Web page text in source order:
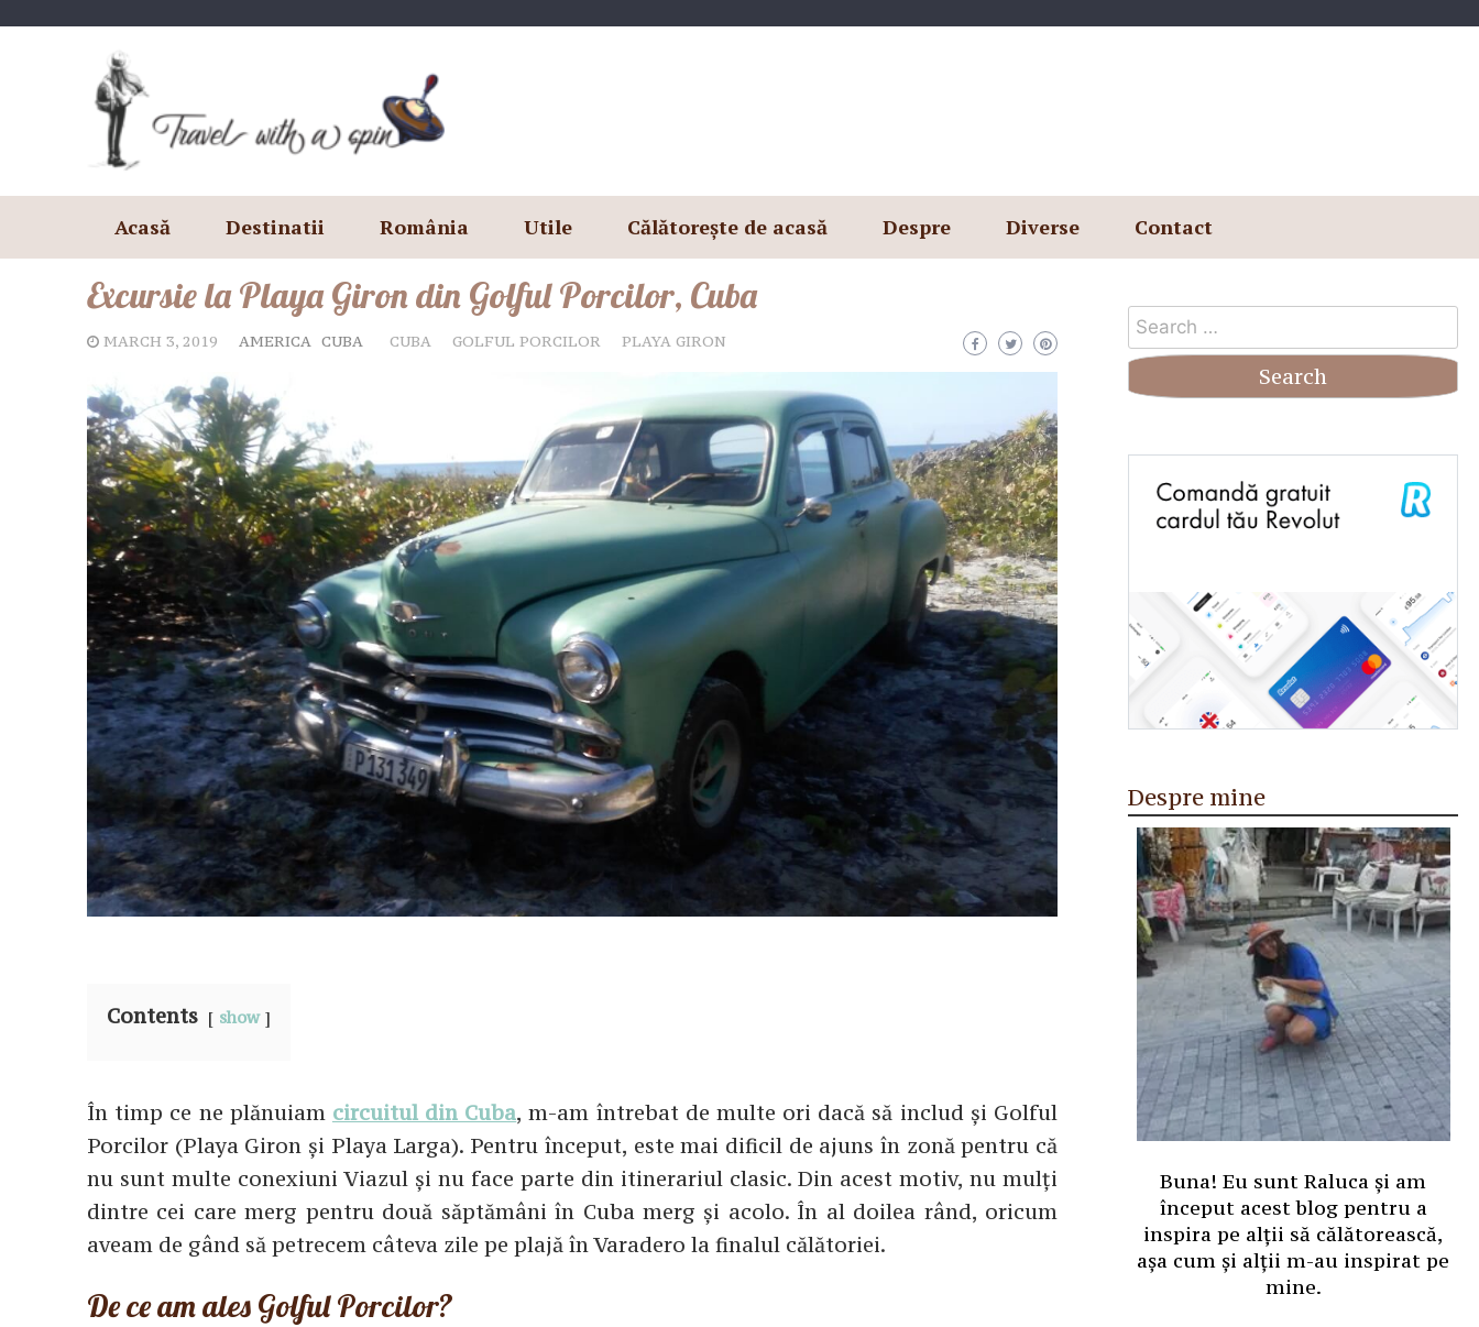
Acasă Destinatii România Utile Călătorește de acasă Despre Diverse Contact
Excursie la Playa Giron din Golful Porcilor, Cuba
MARCH 3, 2019 AMERICA CUBA CUBA GOLFUL PORCILOR PLAYA GIRON
Contents show
În timp ce ne plănuiam circuitul din Cuba, m-am întrebat de multe ori dacă să includ și Golful
Porcilor (Playa Giron și Playa Larga). Pentru început, este mai dificil de ajuns în zonă pentru că
nu sunt multe conexiuni Viazul și nu face parte din itinerariul clasic. Din acest motiv, nu mulți
dintre cei care merg pentru două săptămâni în Cuba merg și acolo. În al doilea rând, oricum
aveam de gând să petrecem câteva zile pe plajă în Varadero la finalul călătoriei.
De ce am ales Golful Porcilor?
Search
for:
Despre mine
Buna! Eu sunt Raluca și am
început acest blog pentru a
inspira pe alții să călătorească,
așa cum și alții m-au inspirat pe
mine.